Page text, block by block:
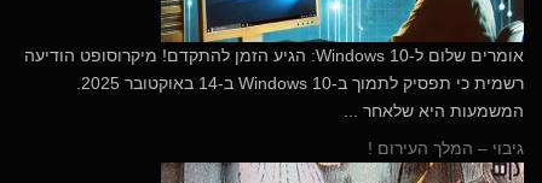
​אומרים שלום ל-Windows 10: הגיע הזמן להתקדם! מיקרוסופט הודיעה
המשמעות היא שלאחר ...
גיבוי – המלך העירום !